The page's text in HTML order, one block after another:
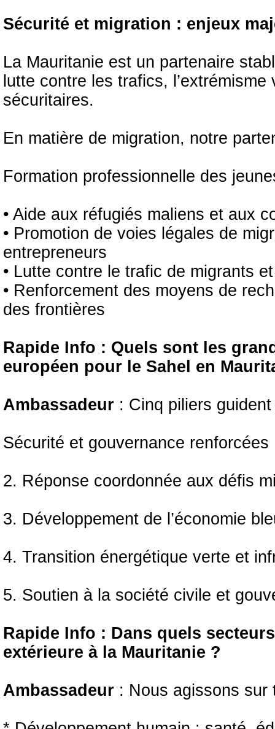
Sécurité et migration : enjeux
La Mauritanie est un partenaire
lutte contre les trafics,
sécuritaires.
En matière de migration, notre
Formation professionnelle des
• Aide aux réfugiés maliens et aux
• Promotion de voies légales de
entrepreneurs
• Lutte contre le trafic de migrants
• Renforcement des moyens de
des frontières
Rapide Info : Quels sont les
européen pour le Sahel en
Ambassadeur : Cinq piliers
Sécurité et gouvernance renforcées
2. Réponse coordonnée aux défis
3. Développement de l’économie
4. Transition énergétique verte et
5. Soutien à la société civile et
Rapide Info : Dans quels
extérieure à la Mauritanie ?
Ambassadeur : Nous agissons sur